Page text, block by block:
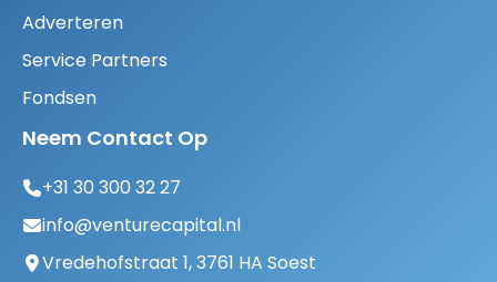
Adverteren
Service Partners
Fondsen
Neem Contact Op
+31 30 300 32 27
info@venturecapital.nl
Vredehofstraat 1, 3761 HA Soest